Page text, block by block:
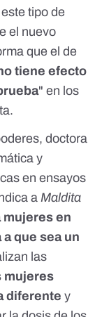
tipo de
el nuevo
que el de
tiene efecto
" en los
doctora
y
en ensayos
a Maldita
en
que sea un
las
mujeres
diferente y